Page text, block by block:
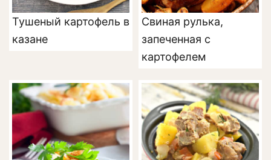
Тушеный картофель в
казане
Свиная рулька,
запеченная с
картофелем